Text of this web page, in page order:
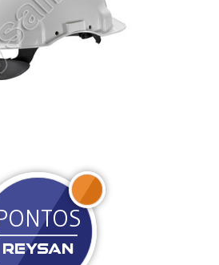
REYSAN
JOIN